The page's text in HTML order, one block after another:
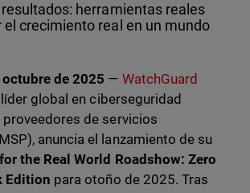
resultados: herramientas reales
el crecimiento real en un mundo
de 2025 — WatchGuard
líder global en ciberseguridad
de servicios
anuncia el lanzamiento de su
the Real World Roadshow: Zero
Edition para otoño de 2025. Tras